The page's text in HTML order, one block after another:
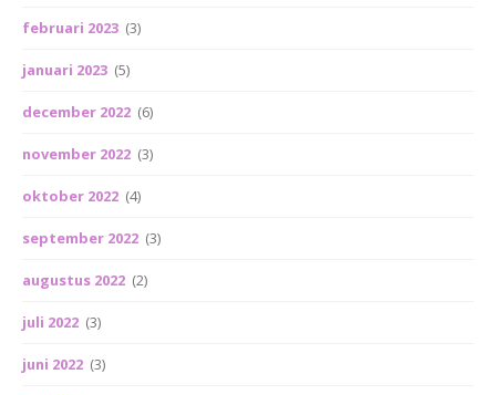
februari 2023 (3)
januari 2023 (5)
december 2022 (6)
november 2022 (3)
oktober 2022 (4)
september 2022 (3)
augustus 2022 (2)
juli 2022 (3)
juni 2022 (3)